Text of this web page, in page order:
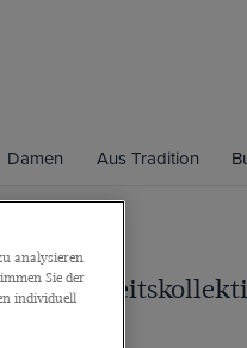
Damen Aus Tradition
–
analysieren
Sie der
individuell